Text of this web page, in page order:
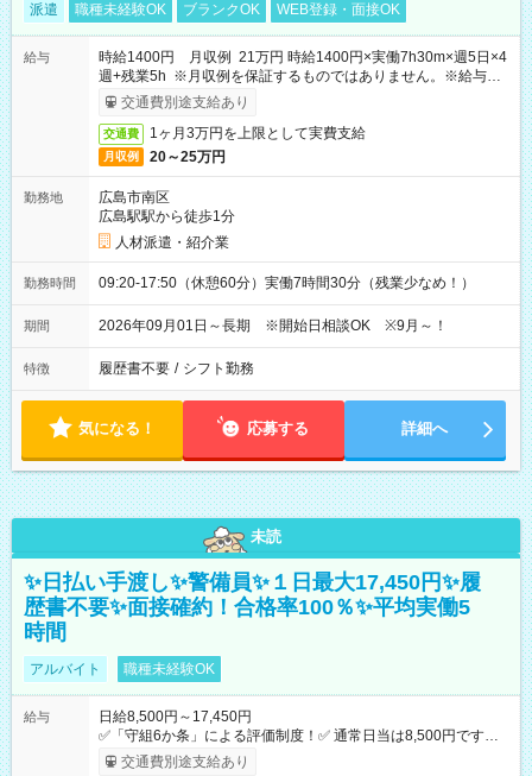
派遣 職種未経験OK ブランクOK WEB登録・面接OK
給与
時給1400円 月収例 21万円 時給1400円×実働7h30m×週5日×4
週+残業5h ※月収例を保証するものではありません。※給与即
受取りサービス利用可（利用条件有）
交通費別途支給あり
交通費 1ヶ月3万円を上限として実費支給
月収例 20～25万円
勤務地
広島市南区
広島駅駅から徒歩1分
人材派遣・紹介業
勤務時間 09:20-17:50（休憩60分）実働7時間30分（残業少なめ！）
期間 2026年09月01日～長期 ※開始日相談OK ※9月～！
特徴 履歴書不要 / シフト勤務
気になる！ 応募する 詳細へ
未読
✨日払い手渡し✨警備員✨１日最大17,450円✨履
歴書不要✨面接確約！合格率100％✨平均実働5
時間
アルバイト 職種未経験OK
給与
日給8,500円～17,450円
✅「守組6か条」による評価制度！✅ 通常日当は8,500円ですが
上記評価制度により「S級隊員」と認定されれば10,000円の日当
交通費別途支給あり